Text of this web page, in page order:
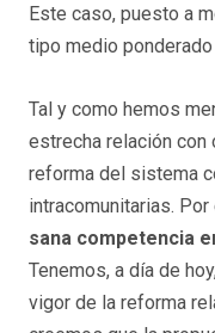
Este caso, puesto a
tipo medio
Tal y como hemos
estrecha relación
reforma del sistema
intracomunitarias. Por
sana competencia
Tenemos, a día de
vigor de la reforma